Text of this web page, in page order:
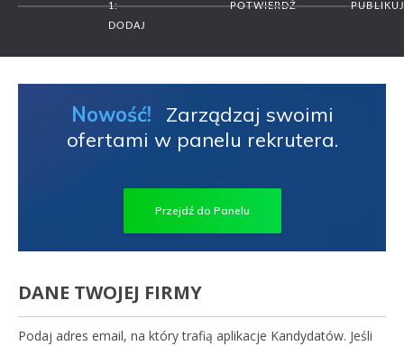
1:
DODAJ
POTWIERDŹ
Nowość!
Zarządzaj swoimi
ofertami w panelu rekrutera.
Przejdź do Panelu
DANE TWOJEJ FIRMY
Podaj adres email, na który trafią aplikacje Kandydatów. Jeśli